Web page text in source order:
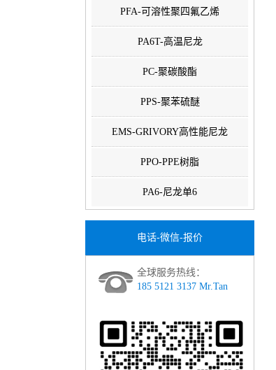
PFA-可溶性聚四氟乙烯
PA6T-高温尼龙
PC-聚碳酸酯
PPS-聚苯硫醚
EMS-GRIVORY高性能尼龙
PPO-PPE树脂
PA6-尼龙单6
电话-微信-报价
全球服务热线：
185 5121 3137 Mr.Tan